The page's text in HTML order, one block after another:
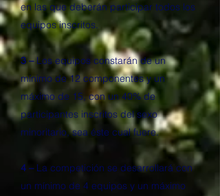
en las que deberán participar todos los
equipos inscritos.
3 –Los equipos constarán de un
mínimo de 12 componentes y un
máximo de 15, con un 40% de
participantes inscritos del sexo
minoritario, sea éste cual fuere.
4 –La competición se desarrollará con
un mínimo de 4 equipos y un máximo